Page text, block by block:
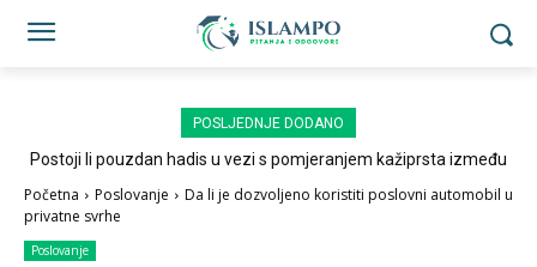
POSLJEDNJE DODANO
Postoji li pouzdan hadis u vezi s pomjeranjem kažiprsta između
Početna Poslovanje
Da li je dozvoljeno koristiti poslovni automobil u
privatne svrhe
Poslovanje